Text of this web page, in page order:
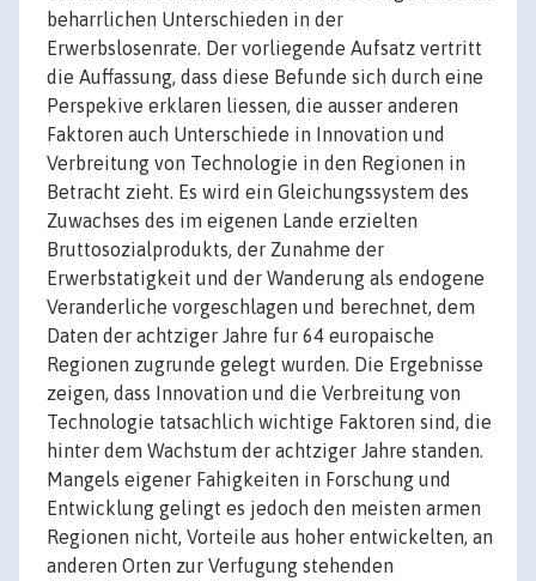
beharrlichen Unterschieden in der
Erwerbslosenrate. Der vorliegende Aufsatz vertritt
die Auffassung, dass diese Befunde sich durch eine
Perspekive erklaren liessen, die ausser anderen
Faktoren auch Unterschiede in Innovation und
Verbreitung von Technologie in den Regionen in
Betracht zieht. Es wird ein Gleichungssystem des
Zuwachses des im eigenen Lande erzielten
Bruttosozialprodukts, der Zunahme der
Erwerbstatigkeit und der Wanderung als endogene
Veranderliche vorgeschlagen und berechnet, dem
Daten der achtziger Jahre fur 64 europaische
Regionen zugrunde gelegt wurden. Die Ergebnisse
zeigen, dass Innovation und die Verbreitung von
Technologie tatsachlich wichtige Faktoren sind, die
hinter dem Wachstum der achtziger Jahre standen.
Mangels eigener Fahigkeiten in Forschung und
Entwicklung gelingt es jedoch den meisten armen
Regionen nicht, Vorteile aus hoher entwickelten, an
anderen Orten zur Verfugung stehenden